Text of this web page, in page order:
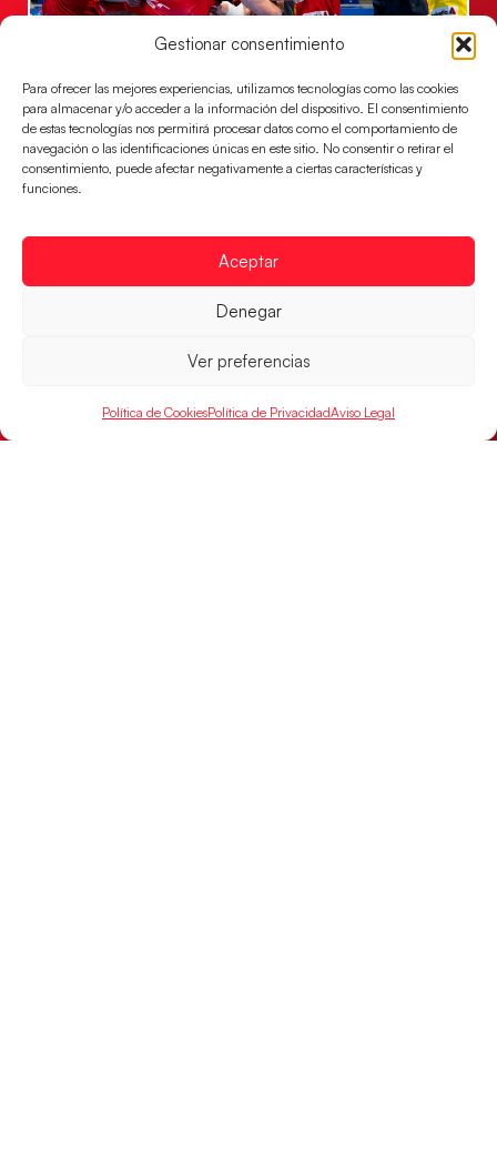
Gestionar consentimiento
Para ofrecer las mejores experiencias, utilizamos tecnologías como las cookies
para almacenar y/o acceder a la información del dispositivo. El consentimiento
de estas tecnologías nos permitirá procesar datos como el comportamiento de
navegación o las identificaciones únicas en este sitio. No consentir o retirar el
consentimiento, puede afectar negativamente a ciertas características y
funciones.
Aceptar
Denegar
Ver preferencias
Política de CookiesPolítica de PrivacidadAviso Legal
Los Hispanos Juveniles jugarán las
semifinales del EHF EURO 2026
Los pupilos de Javier Márquez se han llevado el
partido de semifinales 29-27 ante Francia y mañana
jugarán las semifinales